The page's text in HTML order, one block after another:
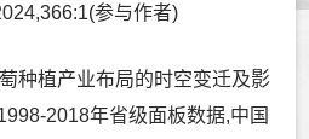
参与作者)
种植产业布局的时空变迁及影
2018年省级面板数据,中国